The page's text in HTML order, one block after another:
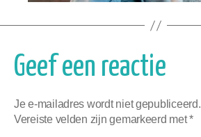
Geef een reactie
Je e-mailadres wordt niet gepubliceerd.
Vereiste velden zijn gemarkeerd met*